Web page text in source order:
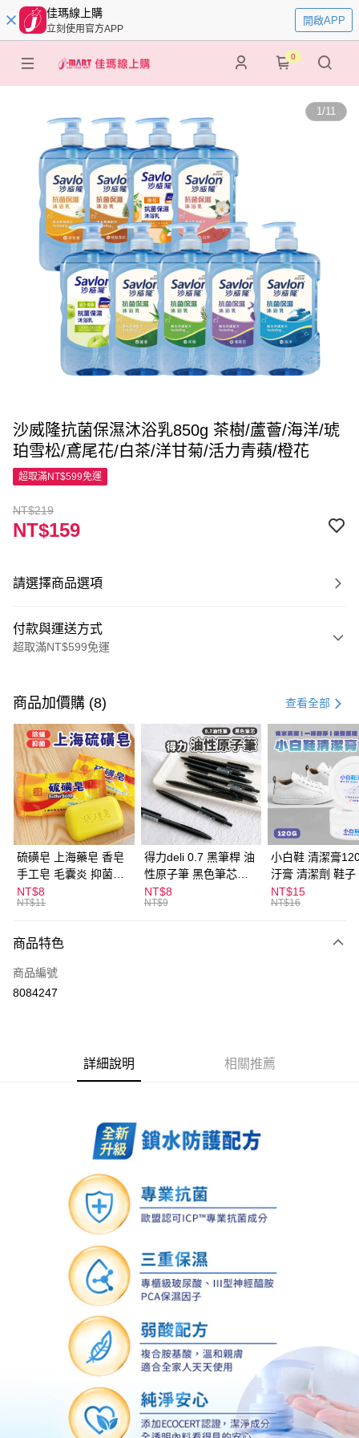
佳瑪線上購
立刻使用官方APP
開啟APP
0
1/11
沙威隆抗菌保濕沐浴乳850g 茶樹/蘆薈/海洋/琥
珀雪松/鳶尾花/白茶/洋甘菊/活力青蘋/橙花
超取滿NT$599免運
NT$219
NT$159
請選擇商品選項
付款與運送方式
超取滿NT$599免運
信用卡一次付款
超商取貨付款
LINE Pay
Apple Pay
街口支付
悠遊付
ATM付款
全家取貨付款
每筆NT$60，滿NT$599(含以上)免運費
付款後全家取貨
每筆NT$60，滿NT$599(含以上)免運費
每筆NT$60，滿NT$599(含以上)免運費
每筆NT$120，滿NT$1,999(含以上)免運費
商品加價購 (8) 查看全部
硫磺皂 上海藥皂 香皂
手工皂 毛囊炎 抑菌除
蟎 清潔護膚 去油去痘
寵物皮膚病 狗狗貓咪
NT$8
NT$11
得力deli 0.7 黑筆桿 油
性原子筆 黑色筆芯
S304
NT$8
NT$9
小白鞋 清潔膏
汙膏 清潔劑 鞋子
漬 白皮鞋 鞋油
NT$15
NT$16
商品特色
商品編號
8084247
詳細說明 相關推薦